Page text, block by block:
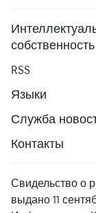
собственность
RSS
Языки
Служба
Контакты
Свидельство о
выдано 11